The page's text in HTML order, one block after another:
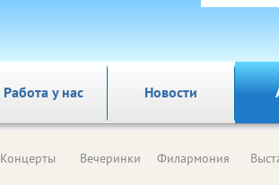
Работа у нас Новости
Концерты Вечеринки Филармония